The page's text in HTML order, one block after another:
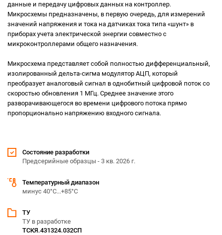
данные и передачу цифровых данных на контроллер.
Микросхемы предназначены, в первую очередь, для измерений
значений напряжения и тока на датчиках тока типа «шунт» в
приборах учета электрической энергии совместно с
микроконтроллерами общего назначения.
Микросхема представляет собой полностью дифференциальный,
изолированный дельта-сигма модулятор АЦП, который
преобразует аналоговый сигнал в однобитный цифровой поток со
скоростью обновления 1 МГц. Среднее значение этого
разворачивающегося во времени цифрового потока прямо
пропорционально напряжению входного сигнала.
Состояние разработки
Предсерийные образцы - 3 кв. 2026 г.
Температурный диапазон
минус 40°С...+85°С
ТУ
ТУ в разработке
ТСКЯ.431324.032СП